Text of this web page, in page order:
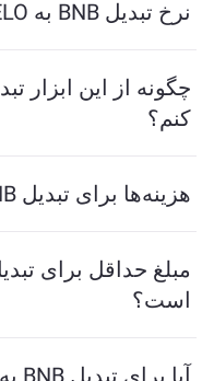
نرخ تبدیل BNB به CELO به چه معناست؟
دریافت خواهید کرد.
کنم؟
هزینه‌ها برای تبدیل BNB به CELO چقدر است؟
هزینه‌های پنهاناست؟
پلتفرم به‌طور